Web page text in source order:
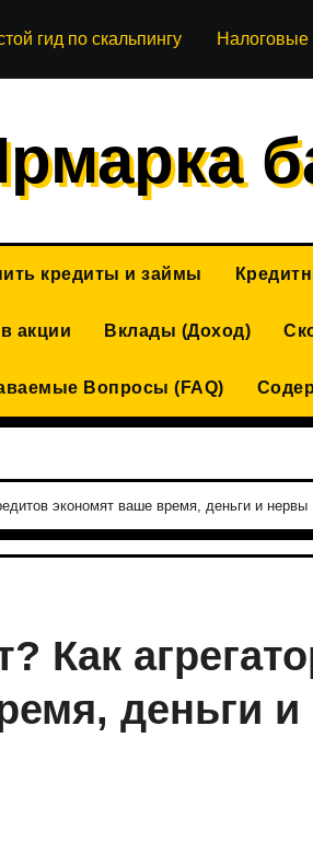
гид по скальпингу Налоговые
кредиты и займы
акции Вклады (Доход)
Вопросы (FAQ)
экономят ваше время, деньги и нервы
Как
деньги и